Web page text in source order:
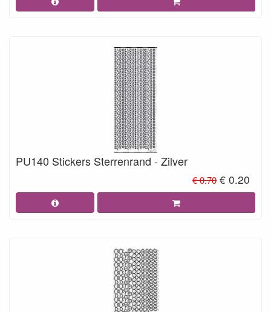
PU140 Stickers Sterrenrand - Zilver
€ 0.70 € 0.20